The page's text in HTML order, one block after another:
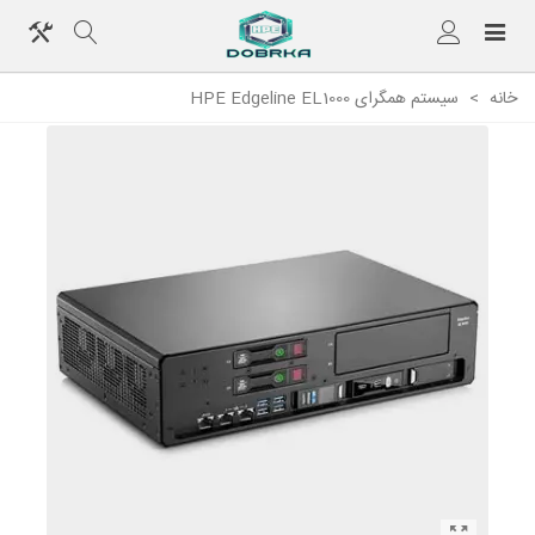
خانه > سیستم همگرای HPE Edgeline EL1000